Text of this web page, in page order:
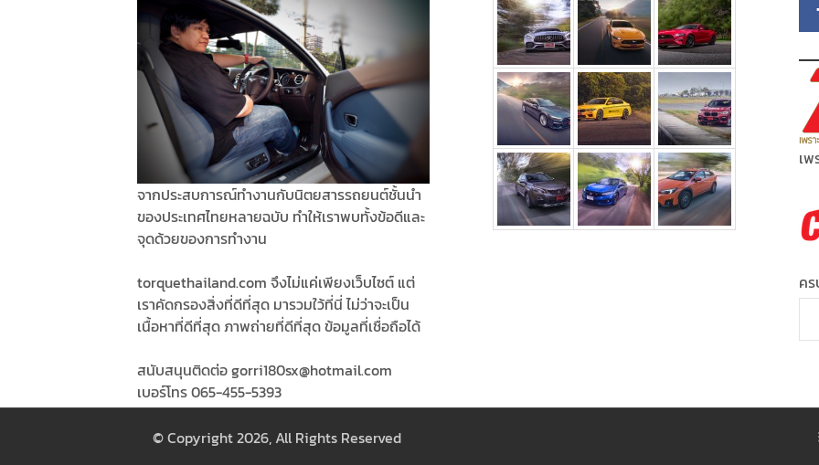
จากประสบการณ์ทำงานกับนิตยสารรถยนต์ชั้นนำ
ของประเทศไทยหลายฉบับ ทำให้เราพบทั้งข้อดีและ
จุดด้วยของการทำงาน
torquethailand.com จึงไม่แค่เพียงเว็บไซต์ แต่
เราคัดกรองสิ่งที่ดีที่สุด มารวมใว้ที่นี่ ไม่ว่าจะเป็น
เนื้อหาที่ดีที่สุด ภาพถ่ายที่ดีที่สุด ข้อมูลที่เชื่อถือได้
สนับสนุนติดต่อ gorri180sx@hotmail.com
เบอร์โทร 065-455-5393
เพ
ค
© Copyright 2026, All Rights Reserved